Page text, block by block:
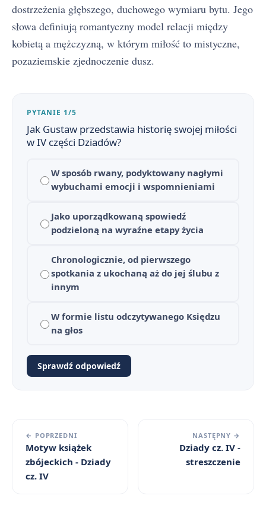
dostrzeżenia głębszego, duchowego wymiaru bytu. Jego
słowa definiują romantyczny model relacji między
kobietą a mężczyzną, w którym miłość to mistyczne,
pozaziemskie zjednoczenie dusz.
PYTANIE 1/5
Jak Gustaw przedstawia historię swojej miłości
w IV części Dziadów?
W sposób rwany, podyktowany nagłymi
wybuchami emocji i wspomnieniami
Jako uporządkowaną spowiedź
podzieloną na wyraźne etapy życia
Chronologicznie, od pierwszego
spotkania z ukochaną aż do jej ślubu z
innym
W formie listu odczytywanego Księdzu
na głos
Sprawdź odpowiedź
← POPRZEDNI
Motyw książek
zbójeckich - Dziady
cz. IV
NASTĘPNY →
Dziady cz. IV -
streszczenie